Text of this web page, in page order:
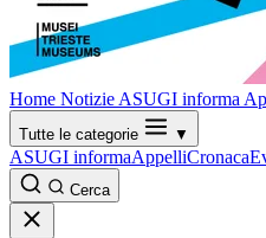
Home Notizie ASUGI informa
Tutte le categorie ▼
ASUGI informaAppelliCronaca
Cerca